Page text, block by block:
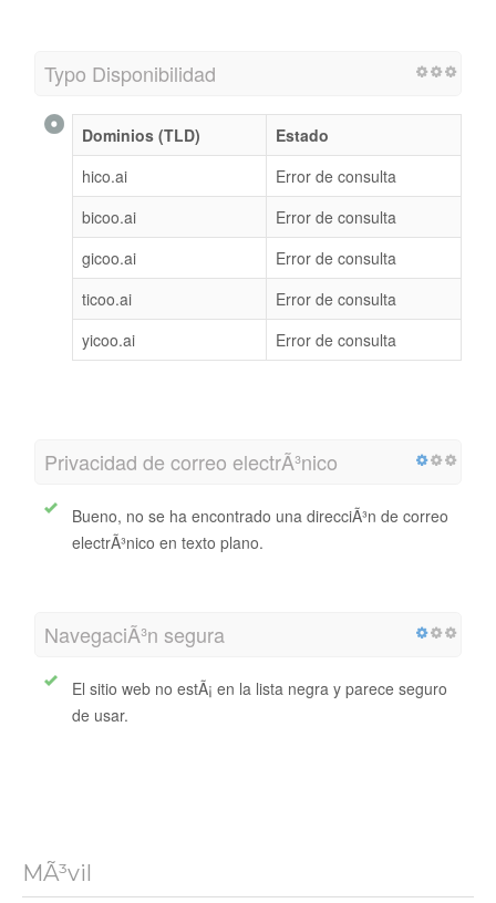
Typo Disponibilidad
Dominios (TLD)
Estado
hico.ai
Error de consulta
bicoo.ai
Error de consulta
gicoo.ai
Error de consulta
ticoo.ai
Error de consulta
yicoo.ai
Error de consulta
Privacidad de correo electrÃ³nico
Bueno, no se ha encontrado una direcciÃ³n de correo
electrÃ³nico en texto plano.
NavegaciÃ³n segura
El sitio web no estÃ¡ en la lista negra y parece seguro
de usar.
MÃ³vil